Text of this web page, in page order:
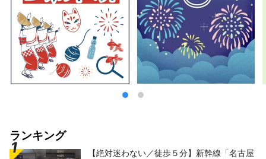
ランキング
【絶対迷わない／徒歩５分】新幹線「名古屋